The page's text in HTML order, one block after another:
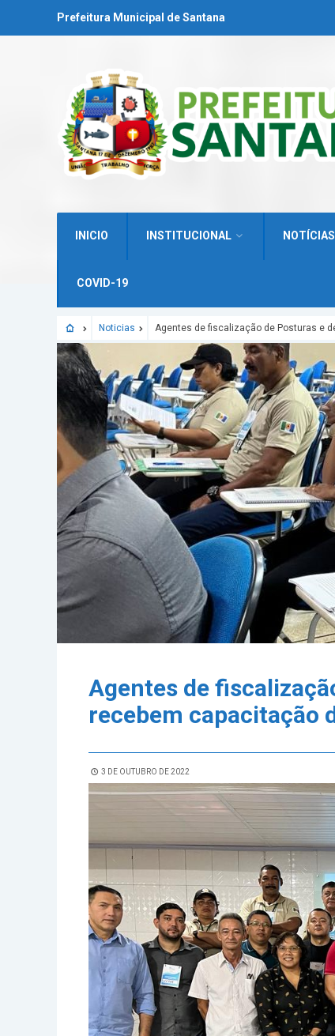
Prefeitura Municipal de Santana
INICIO INSTITUCIONAL NOTÍCIAS
COVID-19
Noticias Agentes de fiscalização de Posturas e
Agentes de
recebem capacitação
3 DE OUTUBRO DE 2022